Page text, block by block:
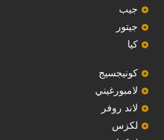
جيب
‏جيتور‏
كيا
‏كونيجسيج‏
لامبورغيني
لاند روفر
لكزس